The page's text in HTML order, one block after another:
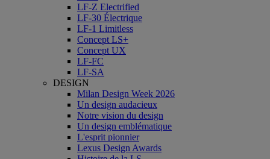
LF-Z Electrified
LF-30 Électrique
LF-1 Limitless
Concept LS+
Concept UX
LF-FC
LF-SA
DESIGN
Milan Design Week 2026
Un design audacieux
Notre vision du design
Un design emblématique
L'esprit pionnier
Lexus Design Awards